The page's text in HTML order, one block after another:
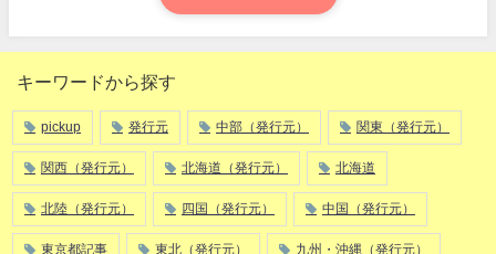
キーワードから探す
pickup 発行元 中部（発行元） 関東（発行元）
関西（発行元） 北海道（発行元） 北海道
北陸（発行元） 四国（発行元） 中国（発行元）
東京都記事 東北（発行元） 九州・沖縄（発行元）